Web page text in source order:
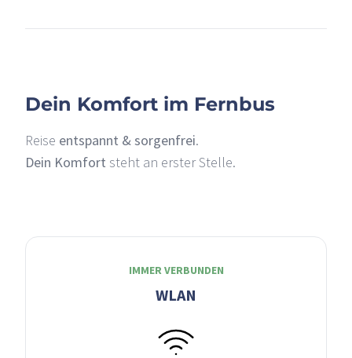
Dein Komfort im Fernbus
Reise entspannt & sorgenfrei.
Dein Komfort steht an erster Stelle.
IMMER VERBUNDEN
WLAN